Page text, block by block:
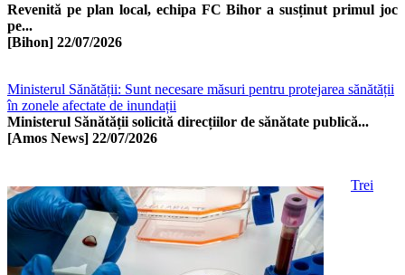
Revenită pe plan local, echipa FC Bihor a susținut primul joc
pe...
[Bihon] 22/07/2026
Ministerul Sănătății: Sunt necesare măsuri pentru protejarea sănătății
în zonele afectate de inundații
Ministerul Sănătății solicită direcțiilor de sănătate publică...
[Amos News] 22/07/2026
Trei